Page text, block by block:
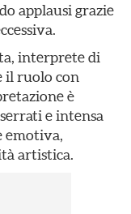
applausi grazie
interprete di
il ruolo con
è
e intensa
emotiva,
artistica.